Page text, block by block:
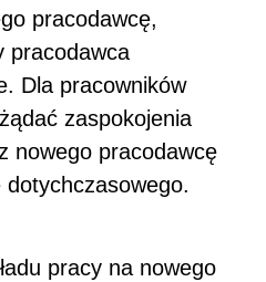
pracodawcę,
pracodawca
Dla pracowników
zaspokojenia
nowego pracodawcę
dotychczasowego.
pracy na nowego